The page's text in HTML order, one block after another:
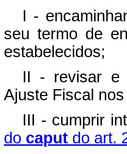
I -
seu termo de
estabelecidos;
II - revisar e
Ajuste Fiscal
III - cumprir
do caput do art.